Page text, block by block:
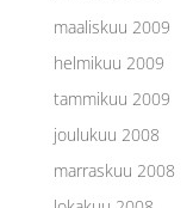
maaliskuu 2009
helmikuu 2009
tammikuu 2009
joulukuu 2008
marraskuu 2008